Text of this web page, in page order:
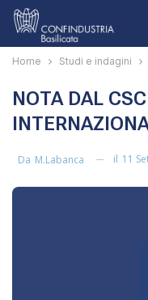
Home Studi e indagini
NOTA DAL
Da M.labanca il 11